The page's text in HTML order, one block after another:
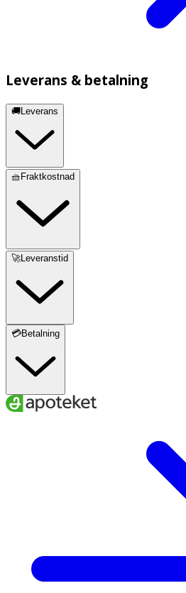
Leverans & betalning
🚚Leverans
🧺Fraktkostnad
🚀Leveranstid
💳Betalning